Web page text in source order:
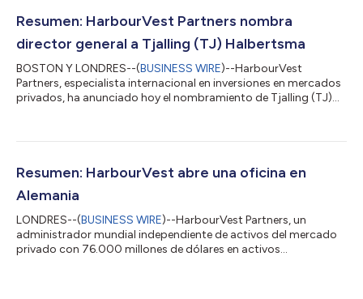
Resumen: HarbourVest Partners nombra
director general a Tjalling (TJ) Halbertsma
BOSTON Y LONDRES--(BUSINESS WIRE)--HarbourVest
Partners, especialista internacional en inversiones en mercados
privados, ha anunciado hoy el nombramiento de Tjalling (TJ)
dar la bienvenida a TJ a HarbourVest», dijo John Toomey,
EMEA sigue creciendo a medida que nos adentramos en nuevas
Resumen: HarbourVest abre una oficina en
Alemania
LONDRES--(BUSINESS WIRE)--HarbourVest Partners, un
administrador mundial independiente de activos del mercado
privado con 76.000 millones de dólares en activos